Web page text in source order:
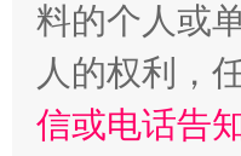
“蜀中异人”王建安
料的个人或
人的权利，
信或电话告